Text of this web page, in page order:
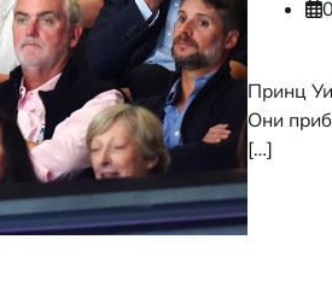
Принц
Они
[…]